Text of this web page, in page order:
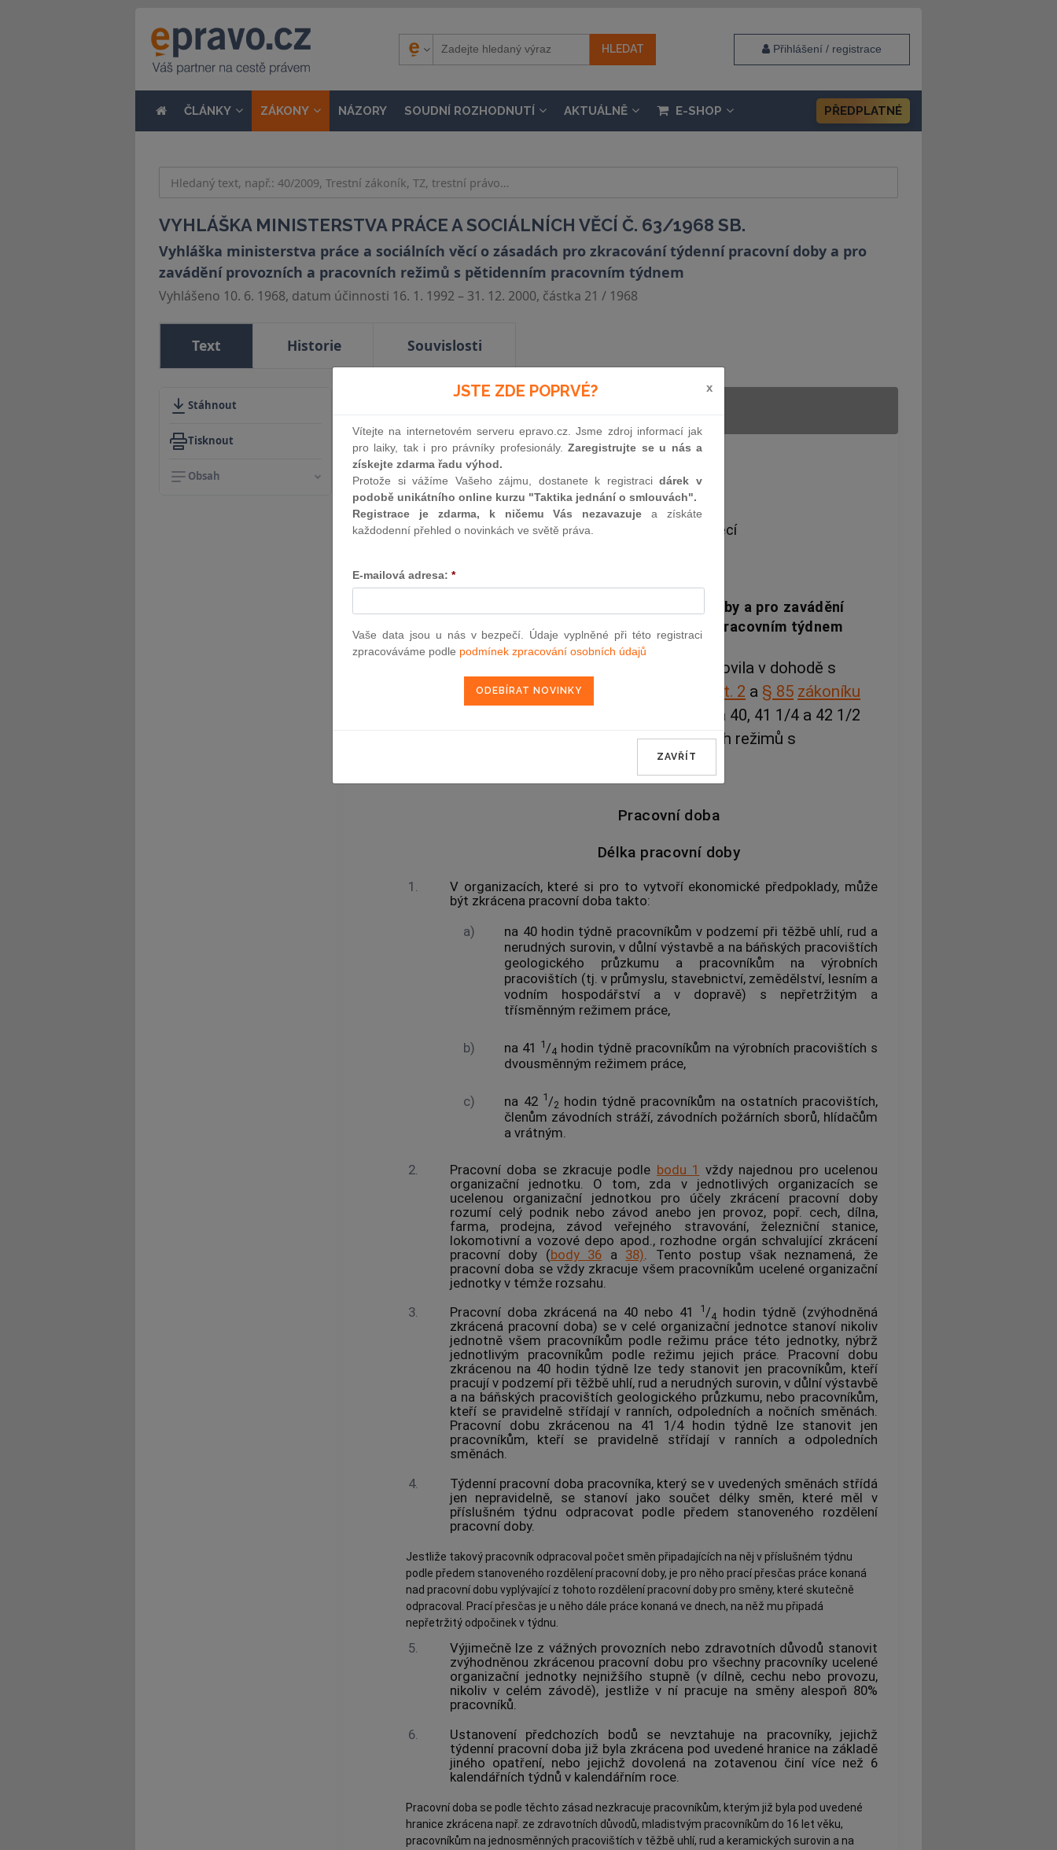
Přihlášení / registrace
ČLÁNKY ZÁKONY NÁZORY SOUDNÍ ROZHODNUTÍ AKTUÁLNĚ E-SHOP PŘEDPLATNÉ
VYHLÁŠKA MINISTERSTVA PRÁCE A SOCIÁLNÍCH VĚCÍ Č. 63/1968 SB.
Vyhláška ministerstva práce a sociálních věcí o zásadách pro zkracování týdenní pracovní doby a pro
zavádění provozních a pracovních režimů s pětidenním pracovním týdnem
Vyhlášeno 10. 6. 1968, datum účinnosti 16. 1. 1992 – 31. 12. 2000, částka 21 / 1968
Text Historie Souvislosti
Stáhnout
Tisknout
Obsah
VYHLÁŠKA
ministerstva práce a sociálních věcí
o zásadách pro zkracování týdenní pracovní doby a pro zavádění
provozních a pracovních režimů s pětidenním pracovním týdnem
Vláda Československé socialistické republiky stanovila v dohodě s
Ústřední radou odborů podle§ 83 odst. 3 § 84 odst. 2 a § 85 zákoníku
tyto zásady pro zkracování pracovní doby na 40, 41 1/4 a 42 1/2
hodin týdně a pro zavádění provozních a pracovních režimů s
Pracovní doba
Délka pracovní doby
1.
V organizacích, které si pro to vytvoří ekonomické předpoklady, může
být zkrácena pracovní doba takto:
a)
na 40 hodin týdně pracovníkům v podzemí při těžbě uhlí, rud a
nerudných surovin, v důlní výstavbě a na báňských pracovištích
geologického průzkumu a pracovníkům na výrobních
pracovištích (tj. v průmyslu, stavebnictví, zemědělství, lesním a
vodním hospodářství a v dopravě) s nepřetržitým a
třísměnným režimem práce,
b) na 41 1 /4 hodin týdně pracovníkům na výrobních pracovištích s
dvousměnným režimem práce,
c) na 42 1 /2 hodin týdně pracovníkům na ostatních pracovištích,
členům závodních stráží, závodních požárních sborů, hlídačům
a vrátným.
2. Pracovní doba se zkracuje podle bodu 1 vždy najednou pro ucelenou
organizační jednotku. O tom, zda v jednotlivých organizacích se
ucelenou organizační jednotkou pro účely zkrácení pracovní doby
rozumí celý podnik nebo závod anebo jen provoz, popř. cech, dílna,
farma, prodejna, závod veřejného stravování, železniční stanice,
lokomotivní a vozové depo apod., rozhodne orgán schvalující zkrácení
pracovní doby (body 36 a 38) . Tento postup však neznamená, že
pracovní doba se vždy zkracuje všem pracovníkům ucelené organizační
jednotky v témže rozsahu.
3.
Pracovní doba zkrácená na 40 nebo 41 1/4
hodin týdně (zvýhodněná
zkrácená pracovní doba) se v celé organizační jednotce stanoví nikoliv
jednotně všem pracovníkům podle režimu práce této jednotky, nýbrž
jednotlivým pracovníkům podle režimu jejich práce. Pracovní dobu
zkrácenou na 40 hodin týdně lze tedy stanovit jen pracovníkům, kteří
pracují v podzemí při těžbě uhlí, rud a nerudných surovin, v důlní výstavbě
a na báňských pracovištích geologického průzkumu, nebo pracovníkům,
kteří se pravidelně střídají v ranních, odpoledních a nočních směnách.
Pracovní dobu zkrácenou na 41 1/4 hodin týdně lze stanovit jen
pracovníkům, kteří se pravidelně střídají v ranních a odpoledních
směnách.
4.
Týdenní pracovní doba pracovníka, který se v uvedených směnách střídá
jen nepravidelně, se stanoví jako součet délky směn, které měl v
příslušném týdnu odpracovat podle předem stanoveného rozdělení
pracovní doby.
Jestliže takový pracovník odpracoval počet směn připadajících na něj v příslušném týdnu
podle předem stanoveného rozdělení pracovní doby, je pro něho prací přesčas práce konaná
nad pracovní dobu vyplývající z tohoto rozdělení pracovní doby pro směny, které skutečně
odpracoval. Prací přesčas je u něho dále práce konaná ve dnech, na něž mu připadá
nepřetržitý odpočinek v týdnu.
5.
Výjimečně lze z vážných provozních nebo zdravotních důvodů stanovit
zvýhodněnou zkrácenou pracovní dobu pro všechny pracovníky ucelené
organizační jednotky nejnižšího stupně (v dílně, cechu nebo provozu,
nikoliv v celém závodě), jestliže v ní pracuje na směny alespoň 80%
pracovníků.
6.
Ustanovení předchozích bodů se nevztahuje na pracovníky, jejichž
týdenní pracovní doba již byla zkrácena pod uvedené hranice na základě
jiného opatření, nebo jejichž dovolená na zotavenou činí více než 6
kalendářních týdnů v kalendářním roce.
Pracovní doba se podle těchto zásad nezkracuje pracovníkům, kterým již byla pod uvedené
hranice zkrácena např. ze zdravotních důvodů, mladistvým pracovníkům do 16 let věku,
pracovníkům na jednosměnných pracovištích v těžbě uhlí, rud a keramických surovin a na
JSTE ZDE POPRVÉ? x
Vítejte na internetovém serveru epravo.cz. Jsme zdroj informací jak
pro laiky, tak i pro právníky profesionály.Zaregistrujte se u nás a
získejte zdarma řadu výhod.
Protože si vážíme Vašeho zájmu, dostanete k registracidárek v
podobě unikátního online kurzu "Taktika jednání o smlouvách".
Registrace je zdarma, k ničemu Vás nezavazuje a získáte
každodenní přehled o novinkách ve světě práva.
E-mailová adresa: *
Vaše data jsou u nás v bezpečí. Údaje vyplněné při této registraci
zpracováváme podle podmínek zpracování osobních údajů
ZAVŘÍT